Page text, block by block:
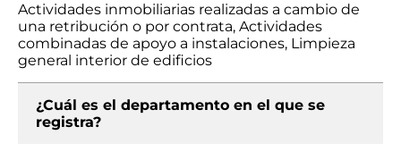
Actividades inmobiliarias realizadas a cambio de
una retribución o por contrata, Actividades
combinadas de apoyo a instalaciones, Limpieza
general interior de edificios
¿Cuál es el departamento en el que se
registra?